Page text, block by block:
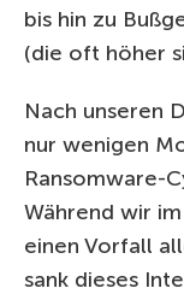
bis hin zu
(die oft höher
Nach unseren
nur wenigen
Ransomware-
Während wir
einen Vorfall
sank dieses